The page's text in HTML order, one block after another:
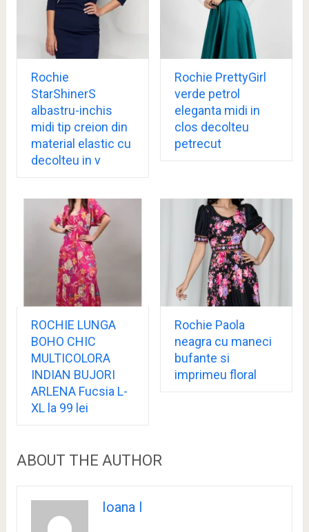
Rochie
StarShinerS
albastru-inchis
midi tip creion din
material elastic cu
decolteu in v
Rochie PrettyGirl
verde petrol
eleganta midi in
clos decolteu
petrecut
ROCHIE LUNGA
BOHO CHIC
MULTICOLORA
INDIAN BUJORI
ARLENA Fucsia L-
XL la 99 lei
Rochie Paola
neagra cu maneci
bufante si
imprimeu floral
ABOUT THE AUTHOR
Ioana I